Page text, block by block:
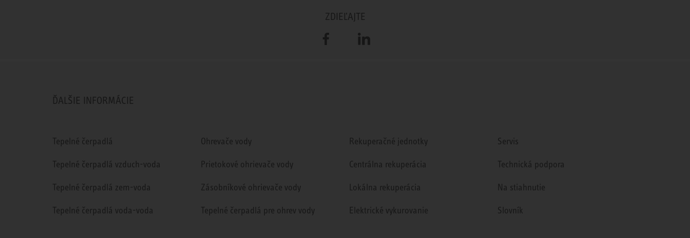
ZDIEĽAJTE
Facebook LinkedIn
ĎALŠIE INFORMÁCIE
Tepelné čerpadlá
Tepelné čerpadlá vzduch-voda
Tepelné čerpadlá zem-voda
Tepelné čerpadlá voda-voda
Ohrevače vody
Prietokové ohrievače vody
Zásobníkové ohrievače vody
Tepelné čerpadlá pre ohrev vody
Rekuperačné jednotky
Centrálna rekuperácia
Lokálna rekuperácia
Elektrické vykurovanie
Servis
Technická podpora
Na stiahnutie
Slovník